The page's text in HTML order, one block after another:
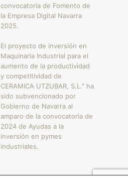
convocatoria de Fomento de
la Empresa Digital Navarra
2025.
El proyecto de inversión en
Maquinaria Industrial para el
aumento de la productividad
y competitividad de
CERAMICA UTZUBAR, S.L." ha
sido subvencionado por
Gobierno de Navarra al
amparo de la convocatoria de
2024 de Ayudas a la
inversión en pymes
industriales.